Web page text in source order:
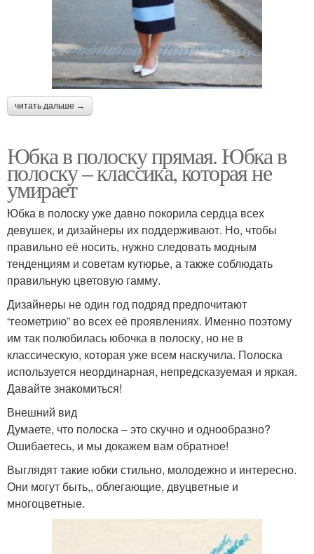
читать дальше →
Юбка в полоску прямая. Юбка в
полоску – классика, которая не
умирает
Юбка в полоску уже давно покорила сердца всех
девушек, и дизайнеры их поддерживают. Но, чтобы
правильно её носить, нужно следовать модным
тенденциям и советам кутюрье, а также соблюдать
правильную цветовую гамму.
Дизайнеры не один год подряд предпочитают
“геометрию” во всех её проявлениях. Именно поэтому
им так полюбилась юбочка в полоску, но не в
классическую, которая уже всем наскучила. Полоска
используется неординарная, непредсказуемая и яркая.
Давайте знакомиться!
Внешний вид
Думаете, что полоска – это скучно и однообразно?
Ошибаетесь, и мы докажем вам обратное!
Выглядят такие юбки стильно, молодежно и интересно.
Они могут быть,, облегающие, двуцветные и
многоцветные.